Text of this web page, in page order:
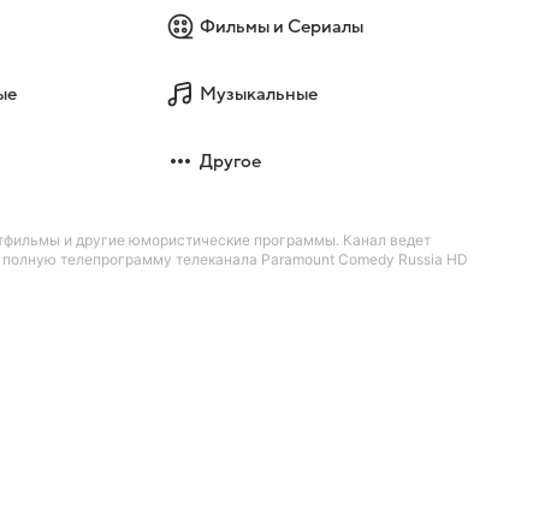
Фильмы и Сериалы
Музыкальные
Другое
и другие юмористические программы. Канал ведет
телепрограмму телеканала Paramount Comedy Russia HD